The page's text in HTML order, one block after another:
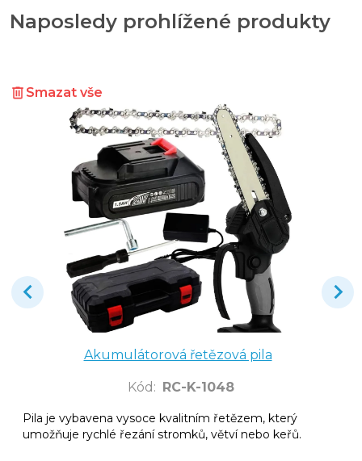
Naposledy prohlížené produkty
Smazat vše
Akumulátorová řetězová pila
Kód : RC-K-1048
Pila je vybavena vysoce kvalitním řetězem, který
umožňuje rychlé řezání stromků, větví nebo keřů.